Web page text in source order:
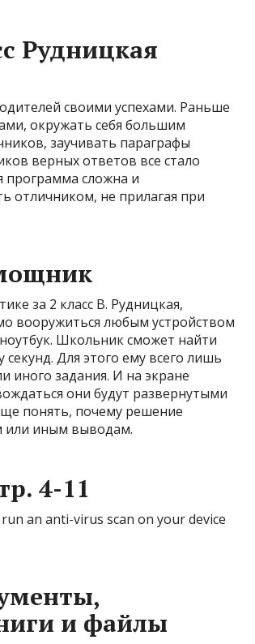
Рудницкая
своими успехами. Раньше
окружать себя большим
заучивать параграфы
верных ответов все стало
программа сложна и
отличником, не прилагая при
за 2 класс В. Рудницкая,
вооружиться любым устройством
Школьник сможет найти
Для этого ему всего лишь
иного задания. И на экране
они будут развернутыми
понять, почему решение
или иным выводам.
4-11
an anti-virus scan on your device
и файлы